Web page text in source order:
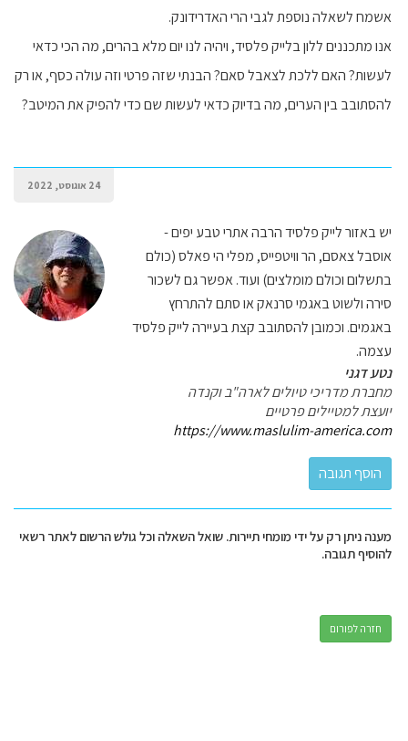
אשמח לשאלה נוספת לגבי הרי האדרידונק.
אנו מתכננים ללון בלייק פלסיד, ויהיה לנו יום מלא בהרים, מה הכי כדאי
לעשות? האם ללכת לצאבל סאם? הבנתי שזה פרטי וזה עולה כסף, או רק
להסתובב בין הערים, מה בדיוק כדאי לעשות שם כדי להפיק את המיטב?
24 אוגוסט, 2022
יש באזור לייק פלסיד הרבה אתרי טבע יפים -
אוסבל צאסם, הר וויטפייס, מפלי הי פאלס (כולם
בתשלום וכולם מומלצים) ועוד. אפשר גם לשכור
סירה ולשוט באגמי סרנאק או סתם להתרחץ
באגמים. וכמובן להסתובב קצת בעיירה לייק פלסיד
עצמה.
נטע דגני
מחברת מדריכי טיולים לארה"ב וקנדה
יועצת למטיילים פרטיים
https://www.maslulim-america.com
מענה ניתן רק על ידי מומחי תיירות. שואל השאלה וכל גולש הרשום לאתר רשאי
להוסיף תגובה.
חזרה לפורום